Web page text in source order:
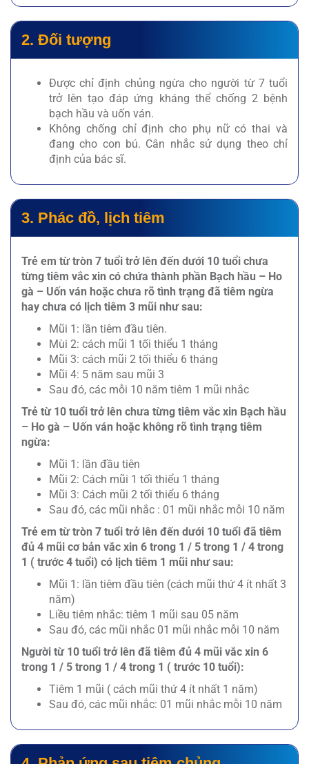
2. Đối tượng
Được chỉ định chủng ngừa cho người từ 7 tuổi
trở lên tạo đáp ứng kháng thể chống 2 bệnh
bạch hầu và uốn ván.
Không chống chỉ định cho phụ nữ có thai và
đang cho con bú. Cân nhắc sử dụng theo chỉ
định của bác sĩ.
3. Phác đồ, lịch tiêm
Trẻ em từ tròn 7 tuổi trở lên đến dưới 10 tuổi chưa
từng tiêm vắc xin có chứa thành phần Bạch hầu – Ho
gà – Uốn ván hoặc chưa rõ tình trạng đã tiêm ngừa
hay chưa có lịch tiêm 3 mũi như sau:
Mũi 1: lần tiêm đầu tiên.
Mùi 2: cách mũi 1 tối thiểu 1 tháng
Mũi 3: cách mũi 2 tối thiểu 6 tháng
Mũi 4: 5 năm sau mũi 3
Sau đó, các mỗi 10 năm tiêm 1 mũi nhắc
Trẻ từ 10 tuổi trở lên chưa từng tiêm vắc xin Bạch hầu
– Ho gà – Uốn ván hoặc không rõ tình trạng tiêm
ngừa:
Mũi 1: lần đầu tiên
Mũi 2: Cách mũi 1 tối thiểu 1 tháng
Mũi 3: Cách mũi 2 tối thiểu 6 tháng
Sau đó, các mũi nhắc : 01 mũi nhắc mỗi 10 năm
Trẻ em từ tròn 7 tuổi trở lên đến dưới 10 tuổi đã tiêm
đủ 4 mũi cơ bản vắc xin 6 trong 1 / 5 trong 1 / 4 trong
1 ( trước 4 tuổi) có lịch tiêm 1 mũi như sau:
Mũi 1: lần tiêm đầu tiên (cách mũi thứ 4 ít nhất 3
năm)
Liều tiêm nhắc: tiêm 1 mũi sau 05 năm
Sau đó, các mũi nhắc 01 mũi nhắc mỗi 10 năm
Người từ 10 tuổi trở lên đã tiêm đủ 4 mũi vắc xin 6
trong 1 / 5 trong 1 / 4 trong 1 ( trước 10 tuổi):
Tiêm 1 mũi ( cách mũi thứ 4 ít nhất 1 năm)
Sau đó, các mũi nhắc: 01 mũi nhắc mỗi 10 năm